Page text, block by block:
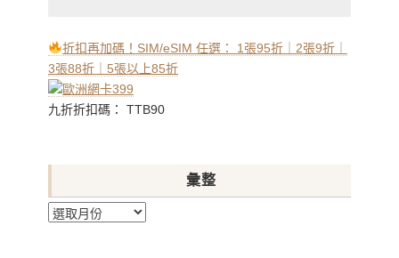
折扣再加碼！SIM/eSIM 任選： 1張95折｜2張9折｜
3張88折｜5張以上85折
九折折扣碼： TTB90
彙整
彙